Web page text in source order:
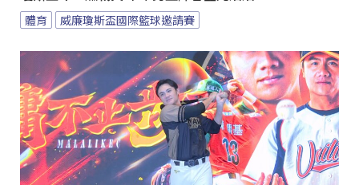
體育 威廉瓊斯盃國際籃球邀請賽